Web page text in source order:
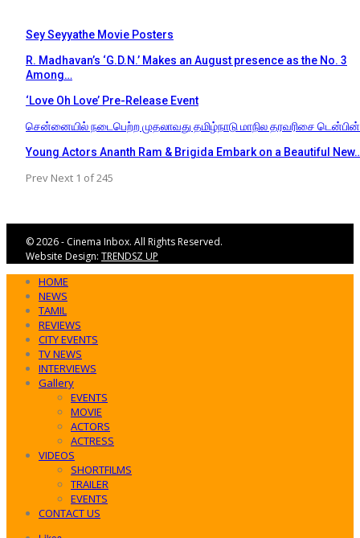
Sey Seyyathe Movie Posters
R. Madhavan’s ‘G.D.N.’ Makes an August presence as the No. 3
Among…
‘Love Oh Love’ Pre-Release Event
சென்னையில் நடைபெற்ற முதலாவது தமிழ்நாடு மாநில தரவரிசை
Young Actors Ananth Ram & Brigida Embark on a Beautiful
Prev Next 1 of 245
© 2026 - Cinema Inbox. All Rights Reserved.
Website Design: TRENDSZ UP
HOME
NEWS
TAMIL
REVIEWS
CITY EVENTS
TV NEWS
INTERVIEWS
Gallery
EVENTS
MOVIE
ACTORS
ACTRESS
VIDEOS
SHORTFILMS
TRAILER
EVENTS
CONTACT US